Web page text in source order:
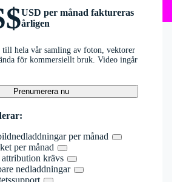
USD per månad faktureras
årligen
till hela vår samling av foton, vektorer
för kommersiellt bruk. Video ingår
Prenumerera nu
per månad
per månad
krävs
nedladdningar